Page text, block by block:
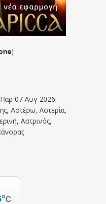
)
07 Αυγ 2026:
Αστέρω, Αστερία,
Αστρινός,